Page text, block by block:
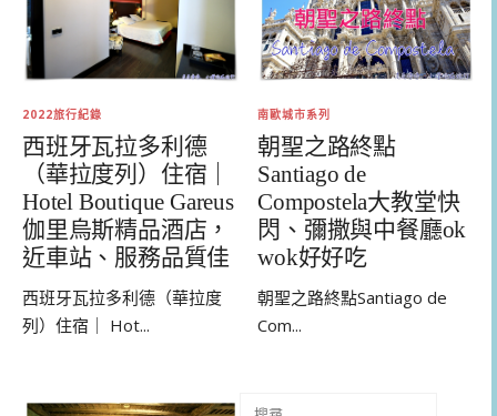
2022旅行紀錄
西班牙瓦拉多利德
（華拉度列）住宿｜
Hotel Boutique Gareus
伽里烏斯精品酒店，
近車站、服務品質佳
西班牙瓦拉多利德（華拉度
列）住宿｜ Hot...
南歐城市系列
朝聖之路終點
Santiago de
Compostela大教堂快
閃、彌撒與中餐廳ok
wok好好吃
朝聖之路終點Santiago de
Com...